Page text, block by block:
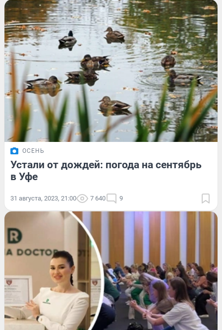
ОСЕНЬ
Устали от дождей: погода на сентябрь
в Уфе
31 августа, 2023, 21:00 7 640 9